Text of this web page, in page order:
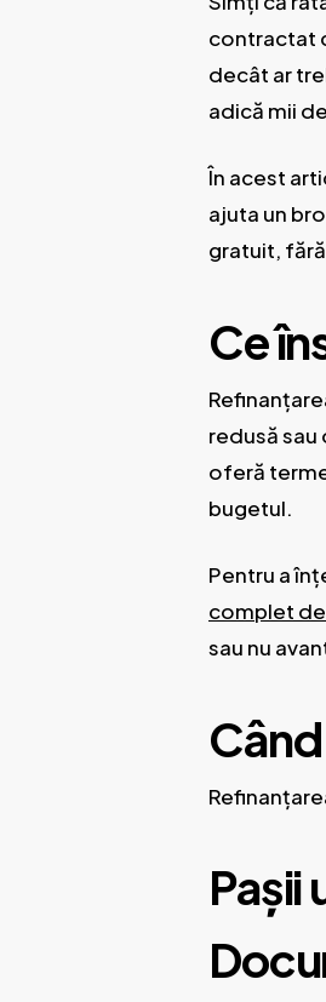
contractat
decât ar
adică mii
În acest
ajuta un
gratuit,
Ce
redusă sau
oferă
bugetul.
Pentru a
complet
sau nu
Pașii